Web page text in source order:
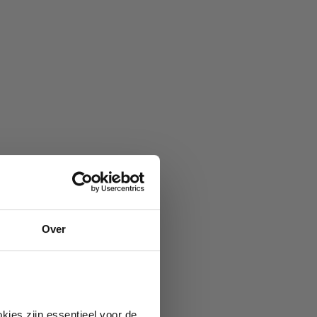
Over
zijn essentieel voor de